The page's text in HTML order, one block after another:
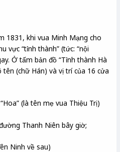
1831, khi vua Minh Mạng cho
vực “tỉnh thành” (tức: “nội
Ở tấm bản đồ “Tỉnh thành Hà
(chữ Hán) và vị trí của 16 cửa
(là tên mẹ vua Thiệu Trị)
Thanh Niên bây giờ;
Ninh về sau)